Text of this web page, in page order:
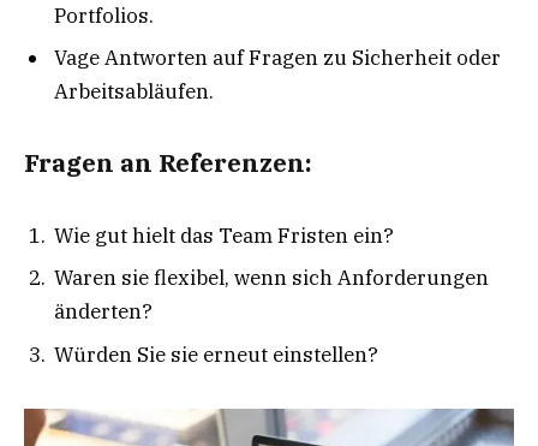
Portfolios.
Vage Antworten auf Fragen zu Sicherheit oder
Arbeitsabläufen.
Fragen an Referenzen:
Wie gut hielt das Team Fristen ein?
Waren sie flexibel, wenn sich Anforderungen
änderten?
Würden Sie sie erneut einstellen?